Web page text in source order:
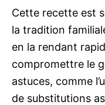
Cette recette est
la tradition
en la rendant
compromettre le
astuces, comme
de substitutions